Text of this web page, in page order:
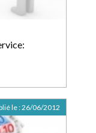
le :26/06/2012